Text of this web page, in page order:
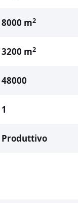
8000 m2
3200 m2
48000
1
Produttivo